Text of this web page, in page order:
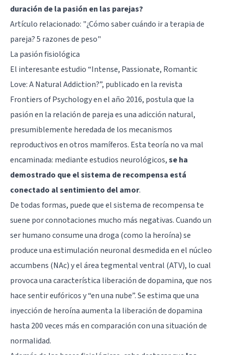
duración de la pasión en las parejas?
Artículo relacionado: "¿Cómo saber cuándo ir a terapia de
pareja? 5 razones de peso"
La pasión fisiológica
El interesante estudio “Intense, Passionate, Romantic
Love: A Natural Addiction?”, publicado en la revista
Frontiers of Psychology en el año 2016, postula que la
pasión en la relación de pareja es una adicción natural,
presumiblemente heredada de los mecanismos
reproductivos en otros mamíferos. Esta teoría no va mal
encaminada: mediante estudios neurológicos,se ha
demostrado que el sistema de recompensa está
conectado al sentimiento del amor.
De todas formas, puede que el sistema de recompensa te
suene por connotaciones mucho más negativas. Cuando un
ser humano consume una droga (como la heroína) se
produce una estimulación neuronal desmedida en el núcleo
accumbens (NAc) y el área tegmental ventral (ATV), lo cual
provoca una característica liberación dedopamina, que nos
hace sentir eufóricos y “en una nube”. Se estima que una
inyección de heroína aumenta la liberación de dopamina
hasta 200 veces más en comparación con una situación de
normalidad.